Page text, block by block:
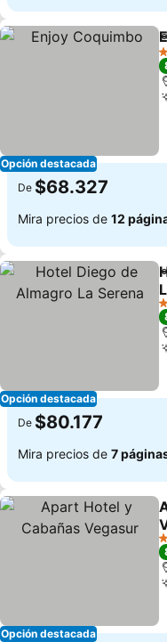
Opción destacada
De $68.327
Mira precios de 12
Opción destacada
3
De $80.177
Mira precios de 7
Opción destacada
3